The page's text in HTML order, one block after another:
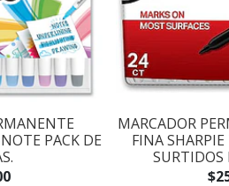
PACK DE
MARCADOR
FINA
SURTIDOS